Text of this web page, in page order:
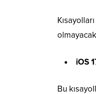
iOS
Bu